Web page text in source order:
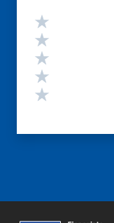
Valutazione